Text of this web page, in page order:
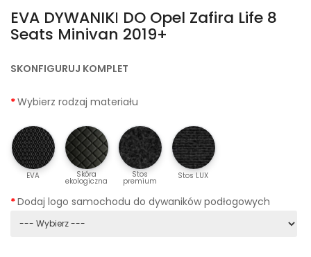
EVA DYWANIKІ DO Opel Zafira Life 8
Seats Minivan 2019+
SKONFIGURUJ KOMPLET
Wybierz rodzaj materiału
EVA Skóra
ekologiczna
Stos
premium
Stos LUX
Dodaj logo samochodu do dywaników podłogowych